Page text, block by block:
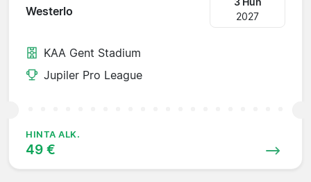
Westerlo
2027
KAA Gent Stadium
Jupiler Pro League
HINTA ALK.
49 €